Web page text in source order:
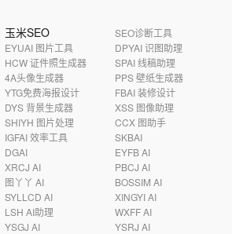
玉米SEO
SEO诊断工具
EYUAI 图片工具
DPYAI 识图助理
HCW 证件照生成器
SPAI 线稿助理
4A头像生成器
PPS 壁纸生成器
YTG免费海报设计
FBAI 装修设计
DYS 背景生成器
XSS 图像助理
SHIYH 图片处理
CCX 图助手
IGFAI 效率工具
SKBAI
DGAI
EYFB AI
XRCJ AI
PBCJ AI
图丫丫 AI
BOSSIM AI
SYLLCD AI
XINGYI AI
LSH AI助理
WXFF AI
YSGJ AI
YSRJ AI